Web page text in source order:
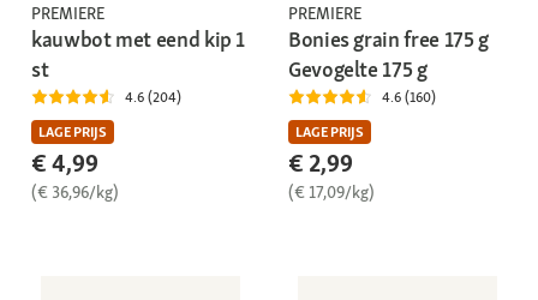
PREMIERE
kauwbot met eend kip 1
st
4.6 (204)
LAGE PRIJS
€ 4,99
(€ 36,96/kg)
PREMIERE
Bonies grain free 175 g
Gevogelte 175 g
4.6 (160)
LAGE PRIJS
€ 2,99
(€ 17,09/kg)